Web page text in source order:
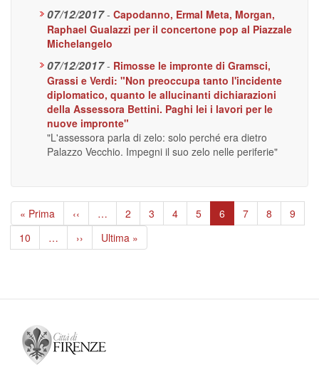
07/12/2017 - Capodanno, Ermal Meta, Morgan,
Raphael Gualazzi per il concertone pop al Piazzale
Michelangelo
07/12/2017 - Rimosse le impronte di Gramsci,
Grassi e Verdi: "Non preoccupa tanto l'incidente
diplomatico, quanto le allucinanti dichiarazioni
della Assessora Bettini. Paghi lei i lavori per le
nuove impronte"
"L'assessora parla di zelo: solo perché era dietro
Palazzo Vecchio. Impegni il suo zelo nelle periferie"
Paginazione
Prima
pagina
« Prima
Pagina
precedente
‹‹ … Page
2 Page
3 Page
4 Page
5
Pagina
attuale
6 Page
7 Page
8 Page
9
Page
10 …
Pagina
successiva
››
Ultima
pagina
Ultima »